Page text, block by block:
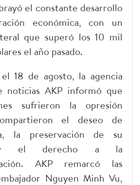
el constante desarrollo
económica, con un
que superó los 10 mil
el año pasado.
18 de agosto, la agencia
noticias AKP informó que
sufrieron la opresión
el deseo de
la preservación de su
y el derecho a la
AKP remarcó las
Nguyen Minh Vu,